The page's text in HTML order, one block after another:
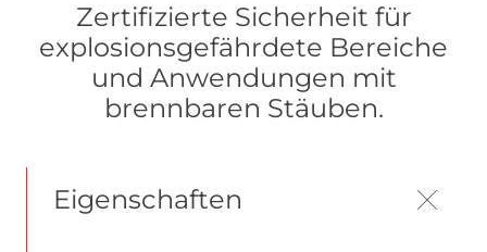
Zertifizierte Sicherheit für
explosionsgefährdete Bereiche
und Anwendungen mit
brennbaren Stäuben.
Eigenschaften